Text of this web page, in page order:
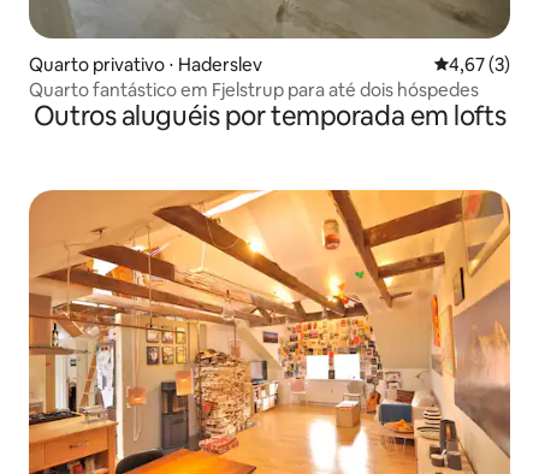
Quarto privativo ⋅ Haderslev 4,67 de
4,67 (3)
Quarto fantástico em Fjelstrup para até dois hóspedes
Outros aluguéis por temporada em lofts